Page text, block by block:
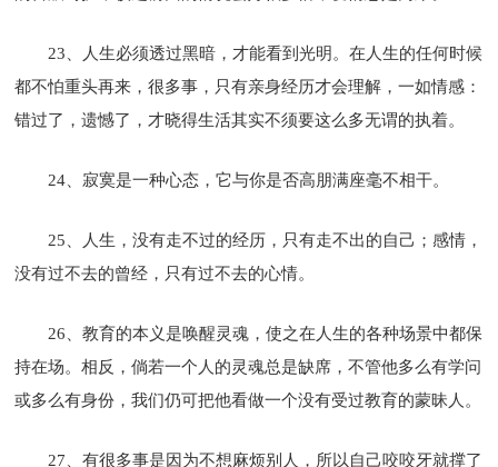
23、人生必须透过黑暗，才能看到光明。在人生的任何时候
都不怕重头再来，很多事，只有亲身经历才会理解，一如情感：
错过了，遗憾了，才晓得生活其实不须要这么多无谓的执着。
24、寂寞是一种心态，它与你是否高朋满座毫不相干。
25、人生，没有走不过的经历，只有走不出的自己；感情，
没有过不去的曾经，只有过不去的心情。
26、教育的本义是唤醒灵魂，使之在人生的各种场景中都保
持在场。相反，倘若一个人的灵魂总是缺席，不管他多么有学问
或多么有身份，我们仍可把他看做一个没有受过教育的蒙昧人。
27、有很多事是因为不想麻烦别人，所以自己咬咬牙就撑了